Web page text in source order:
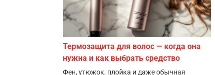
Термозащита для волос — когда она
нужна и как выбрать средство
Фен, утюжок, плойка и даже обычная